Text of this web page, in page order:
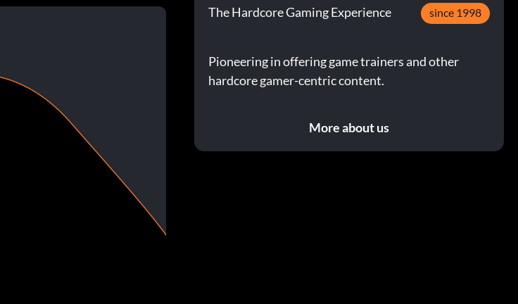
The Hardcore Gaming Experience since 1998
Pioneering in offering game trainers and other
hardcore gamer-centric content.
More about us